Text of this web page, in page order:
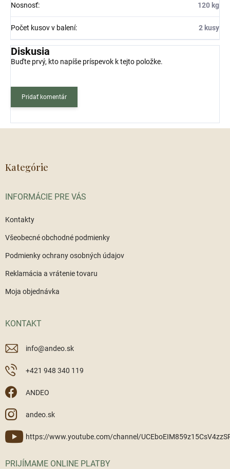
Nosnosť: 120 kg
Počet kusov v balení: 2 kusy
Diskusia
Buďte prvý, kto napíše príspevok k tejto položke.
Pridať komentár
Kategórie
INFORMÁCIE PRE VÁS
Kontakty
Všeobecné obchodné podmienky
Podmienky ochrany osobných údajov
Reklamácia a vrátenie tovaru
Moja objednávka
KONTAKT
info@andeo.sk
+421 948 340 119
ANDEO
andeo.sk
https://www.youtube.com/channel/
PRIJÍMAME ONLINE PLATBY